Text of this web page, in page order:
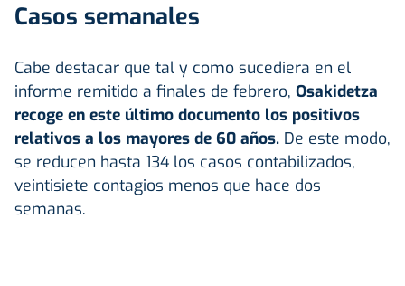
Casos semanales
Cabe destacar que tal y como sucediera en el
informe remitido a finales de febrero, Osakidetza
recoge en este último documento los positivos
relativos a los mayores de 60 años. De este modo,
se reducen hasta 134 los casos contabilizados,
veintisiete contagios menos que hace dos
semanas.